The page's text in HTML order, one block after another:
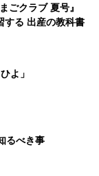
ごクラブ 夏号』
する 出産の教科書
よ」
るべき事